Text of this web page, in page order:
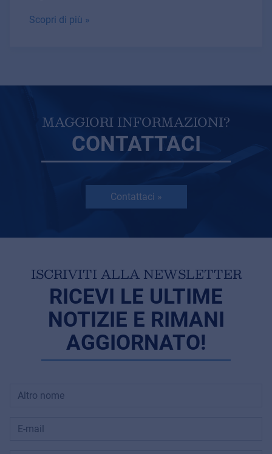
Scopri di più »
MAGGIORI INFORMAZIONI?
CONTATTACI
Contattaci »
ISCRIVITI ALLA NEWSLETTER
RICEVI LE ULTIME
NOTIZIE E RIMANI
AGGIORNATO!